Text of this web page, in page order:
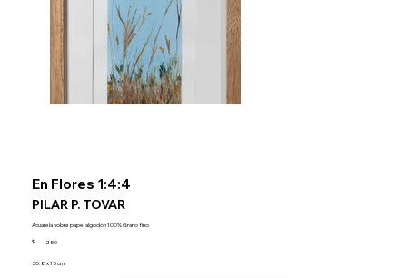
En Flores 1:4:4
PILAR P. TOVAR
Acuarela sobre papel algodón 100% Grano fino
$ 250
30.8 x 15 cm